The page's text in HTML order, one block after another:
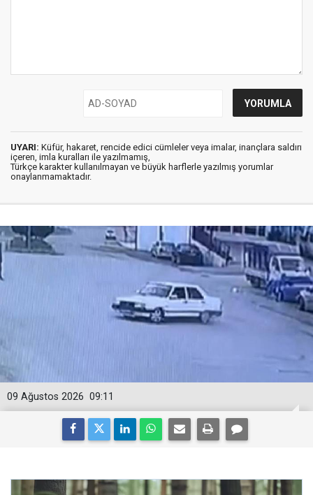
UYARI: Küfür, hakaret, rencide edici cümleler veya imalar, inançlara saldırı
içeren, imla kuralları ile yazılmamış,
Türkçe karakter kullanılmayan ve büyük harflerle yazılmış yorumlar
onaylanmamaktadır.
09:11
09 Ağustos 2026